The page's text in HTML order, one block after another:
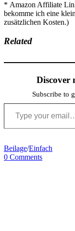
* Amazon Affiliate
bekomme ich eine
zusätzlichen Kosten.)
Related
Discover
Subscribe to
Type your email…
Beilage/Einfach
0 Comments